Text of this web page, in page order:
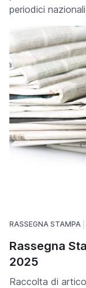
periodici
RASSEGNA STAMPA
Rassegna
2025
Raccolta di